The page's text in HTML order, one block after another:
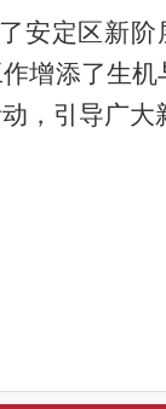
安定区新
增添了生
，引导广